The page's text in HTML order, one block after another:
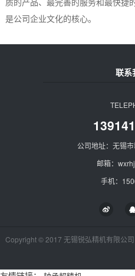
是公司企业文化的核心。
联系
公司地址：无锡
邮箱：
手机：
Copyright © 2017 无锡锐弘精机有限公司